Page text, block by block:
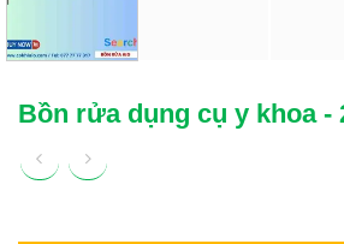
Bồn rửa dụng cụ y khoa -